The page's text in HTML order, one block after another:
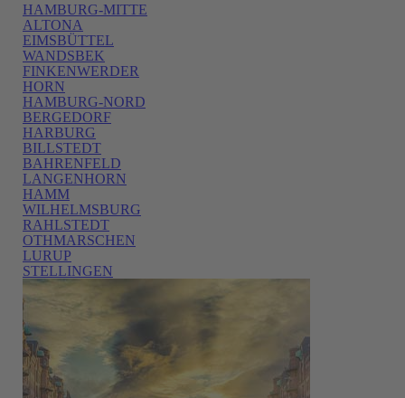
HAMBURG-MITTE
ALTONA
EIMSBÜTTEL
WANDSBEK
FINKENWERDER
HORN
HAMBURG-NORD
BERGEDORF
HARBURG
BILLSTEDT
BAHRENFELD
LANGENHORN
HAMM
WILHELMSBURG
RAHLSTEDT
OTHMARSCHEN
LURUP
STELLINGEN